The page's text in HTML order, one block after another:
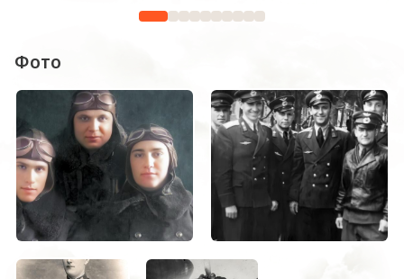
Фото